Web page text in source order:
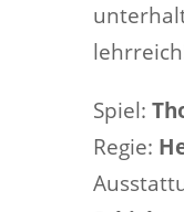
Spiel:
Regie: